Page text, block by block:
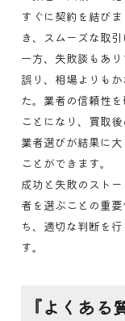
すぐに契約を結び
き、スムーズな取引
一方、失敗談もあ
誤り、相場よりも
た。業者の信頼性
ことになり、買取
業者選びが結果に
ことができます。
成功と失敗のスト
者を選ぶことの重
ち、適切な判断を
す。
『よくあ